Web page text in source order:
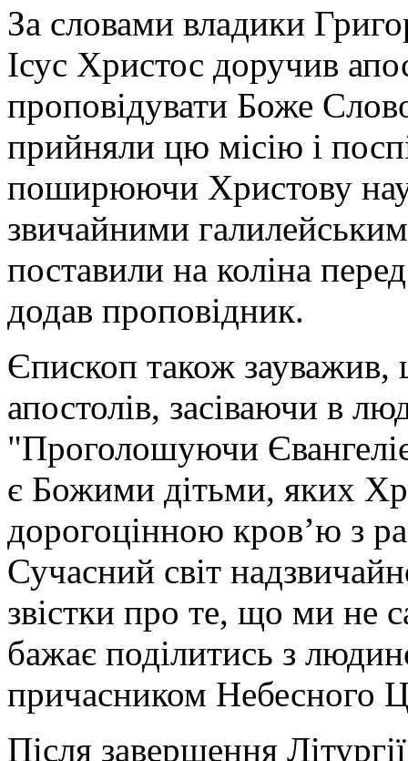
За словами владики
Ісус Христос доручив
проповідувати Боже
прийняли цю місію і
поширюючи Христову
звичайними
поставили на коліна
додав проповідник.
Єпископ також
апостолів, засіваючи в
"Проголошуючи
є Божими дітьми, яких
дорогоцінною кров’ю з
Сучасний світ
звістки про те, що ми не
бажає поділитись з
причасником Небесного
Після завершення